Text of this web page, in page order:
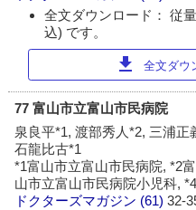
全文ダウンロード： 従
込) です。
download 全文ダウ
77 富山市立富山市民病院
泉良平*1, 渡部秀人*2, 三浦
石龍比古*1
*1富山市立富山市民病院, *2
山市立富山市民病院小児科,
ドクターズマガジン (61)32-